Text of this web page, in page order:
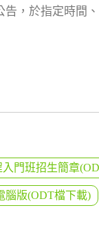
，於指定時間
入門班招生簡章
腦版(ODT檔下載)